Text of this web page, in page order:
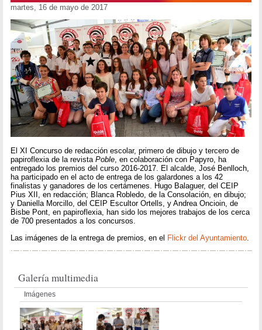
martes, 16 de mayo de 2017
El XI Concurso de redacción escolar, primero de dibujo y tercero de
papiroflexia de la revistaPoble, en colaboración con Papyro, ha
entregado los premios del curso 2016-2017. El alcalde, José Benlloch,
ha participado en el acto de entrega de los galardones a los 42
finalistas y ganadores de los certámenes. Hugo Balaguer, del CEIP
Pius XII, en redacción; Blanca Robledo, de la Consolación, en dibujo;
y Daniella Morcillo, del CEIP Escultor Ortells, y Andrea Oncioin, de
Bisbe Pont, en papiroflexia, han sido los mejores trabajos de los cerca
de 700 presentados a los concursos.
Las imágenes de la entrega de premios, en el Flickr del Ayuntamiento
Galería multimedia
Imágenes